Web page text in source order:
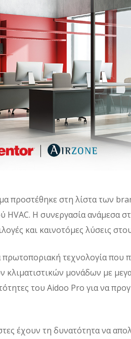
προστέθηκε στη λίστα των
HVAC. Η συνεργασία ανάμεσα
και καινοτόμες λύσεις
τεχνολογία που
κλιματιστικών μονάδων με
του Aidoo Pro για να
έχουν τη δυνατότητα να